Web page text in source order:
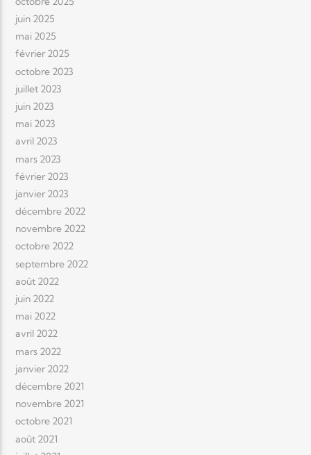
juin 2025
mai 2025
février 2025
octobre 2023
juillet 2023
juin 2023
mai 2023
avril 2023
mars 2023
février 2023
janvier 2023
décembre 2022
novembre 2022
octobre 2022
septembre 2022
août 2022
juin 2022
mai 2022
avril 2022
mars 2022
janvier 2022
décembre 2021
novembre 2021
octobre 2021
août 2021